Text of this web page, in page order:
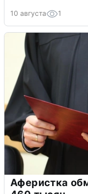
10 августа 1
Аферистка